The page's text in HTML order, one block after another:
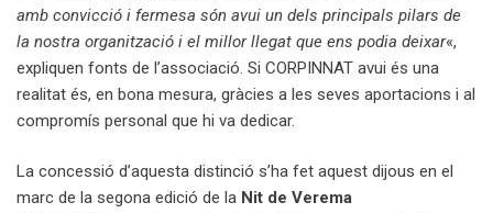
amb convicció i fermesa són avui un dels principals pilars de
la nostra organització i el millor llegat que ens podia deixar«,
expliquen fonts de l’associació. Si CORPINNAT avui és una
realitat és, en bona mesura, gràcies a les seves aportacions i al
compromís personal que hi va dedicar.
La concessió d’aquesta distinció s’ha fet aquest dijous en el
marc de la segona edició de la Nit de Verema